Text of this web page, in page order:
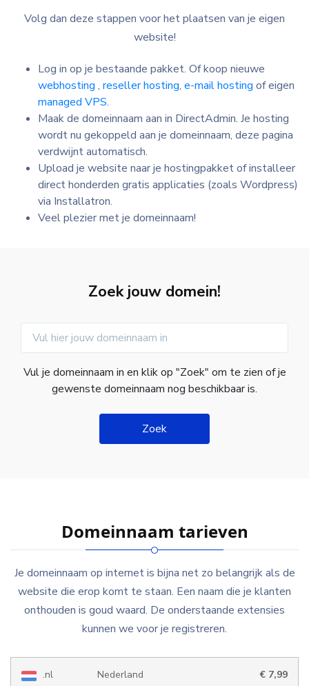
Volg dan deze stappen voor het plaatsen van je eigen
website!
Log in op je bestaande pakket. Of koop nieuwe
webhosting , reseller hosting, e-mail hosting of eigen
managed VPS.
Maak de domeinnaam aan in DirectAdmin. Je hosting
wordt nu gekoppeld aan je domeinnaam, deze pagina
verdwijnt automatisch.
Upload je website naar je hostingpakket of installeer
direct honderden gratis applicaties (zoals Wordpress)
via Installatron.
Veel plezier met je domeinnaam!
Zoek jouw domein!
Vul je domeinnaam in en klik op "Zoek" om te zien of je
gewenste domeinnaam nog beschikbaar is.
Zoek
Domeinnaam tarieven
Je domeinnaam op internet is bijna net zo belangrijk als de
website die erop komt te staan. Een naam die je klanten
onthouden is goud waard. De onderstaande extensies
kunnen we voor je registreren.
.nl Nederland
€ 7,99